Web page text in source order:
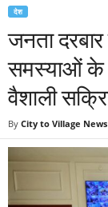
देश
जनता
समस्याओं के
वैशाली
By City to Village News